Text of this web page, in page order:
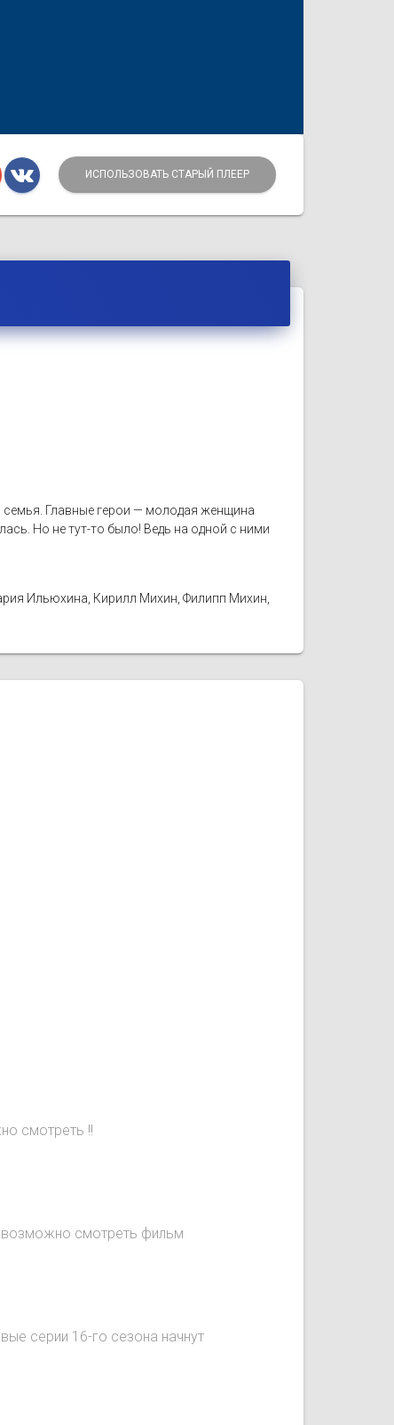
ИСПОЛЬЗОВАТЬ СТАРЫЙ ПЛЕЕР
семья. Главные герои — молодая женщина
Но не тут-то было! Ведь на одной с ними
Ильюхина, Кирилл Михин, Филипп Михин,
смотреть !!
возможно смотреть фильм
серии 16-го сезона начнут